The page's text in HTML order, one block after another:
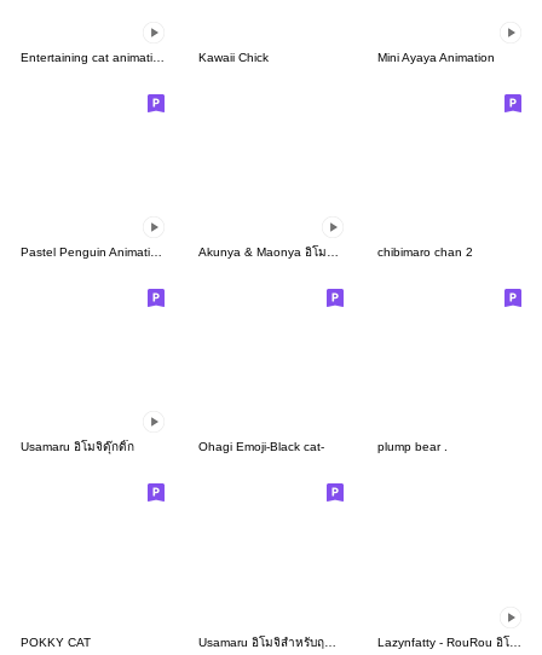
Kawaii Chick Mini Ayaya Animation
chibimaro chan 2
Usamaru อิโมจิดุ๊กดิ๊ก Ohagi Emoji-Black cat- plump bear .
POKKY CAT Lazynfatty - RouRou อิโมจิแมวอ้วน